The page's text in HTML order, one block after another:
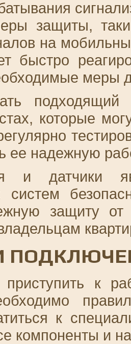
защиты,
на
быстро
меры
подходящий
которые
ее надежную
и датчики
систем
защиту
к
к
компоненты и